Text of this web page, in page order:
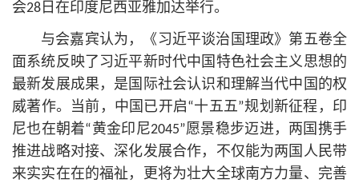
会28日在印度尼西亚雅加达举行。
与会嘉宾认为，《习近平谈治国理政》第五卷全
面系统反映了习近平新时代中国特色社会主义思想的
最新发展成果，是国际社会认识和理解当代中国的权
威著作。当前，中国已开启“十五五”规划新征程，印
尼也在朝着“黄金印尼2045”愿景稳步迈进，两国携手
推进战略对接、深化发展合作，不仅能为两国人民带
来实实在在的福祉，更将为壮大全球南方力量、完善